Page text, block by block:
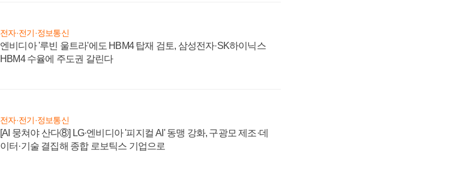
전자·전기·정보통신
엔비디아 '루빈 울트라'에도 HBM4 탑재 검토, 삼성전자·SK하이닉스
HBM4 수율에 주도권 갈린다
전자·전기·정보통신
[AI 뭉쳐야 산다⑧] LG·엔비디아 '피지컬 AI' 동맹 강화, 구광모 제조·데
이터·기술 결집해 종합 로보틱스 기업으로